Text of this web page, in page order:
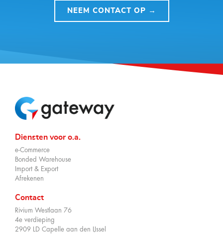
NEEM CONTACT OP →
Diensten voor o.a.
e-Commerce
Bonded Warehouse
Import & Export
Afrekenen
Contact
Rivium Westlaan 76
4e verdieping
2909 LD Capelle aan den IJssel